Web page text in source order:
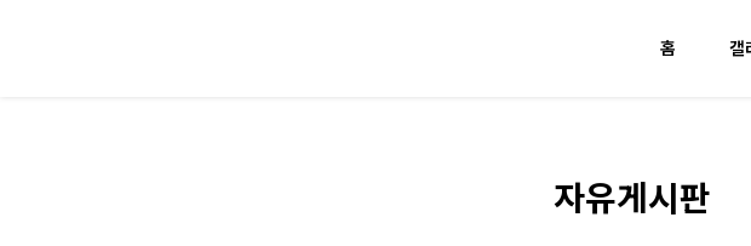
홈 갤
자유게시판